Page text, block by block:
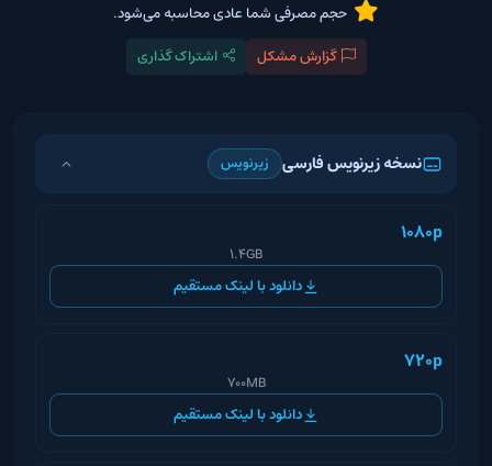
حجم مصرفی شما عادی محاسبه می‌شود.
گزارش مشکل
اشتراک گذاری
نسخه زیرنویس فارسی زیرنویس
1080p
1.4GB
دانلود با لینک مستقیم
720p
700MB
دانلود با لینک مستقیم